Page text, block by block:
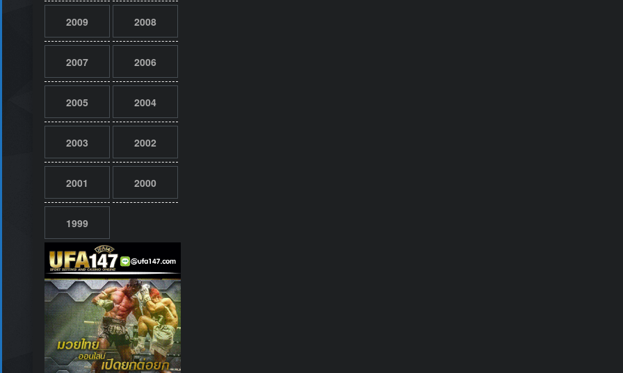
2009 2008
2007 2006
2005 2004
2003 2002
2001 2000
1999